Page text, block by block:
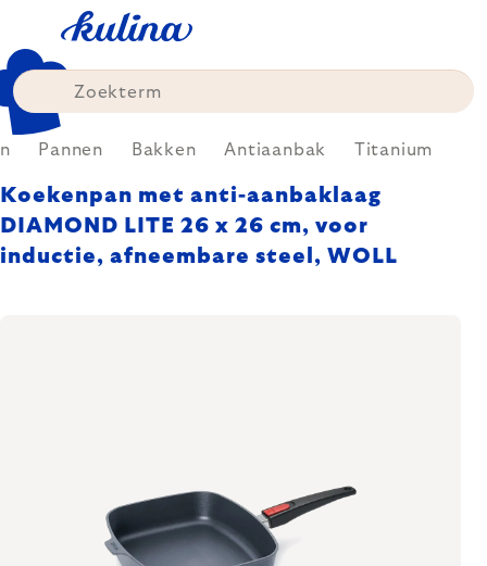
content
Pannen Bakken Antiaanbak Titanium
Koekenpan met anti-aanbaklaag
DIAMOND LITE 26 x 26 cm, voor
inductie, afneembare steel, WOLL